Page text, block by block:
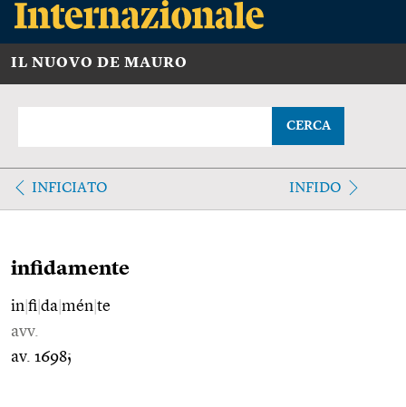
IL NUOVO DE MAURO
CERCA
INFICIATO INFIDO
infidamente
in fi da mén te
avv.
av. 1698;